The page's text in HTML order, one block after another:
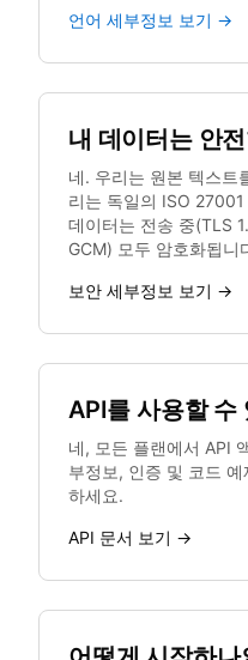
언어 세부정보 보기 →
내 데이터는 안
네. 우리는 원본 텍스트
리는 독일의 ISO
데이터는 전송 중(TLS
GCM) 모두 암호화됩니
보안 세부정보 보기 →
API를 사용할 수
네, 모든 플랜에서 API
부정보, 인증 및 코드
하세요.
API 문서 보기 →